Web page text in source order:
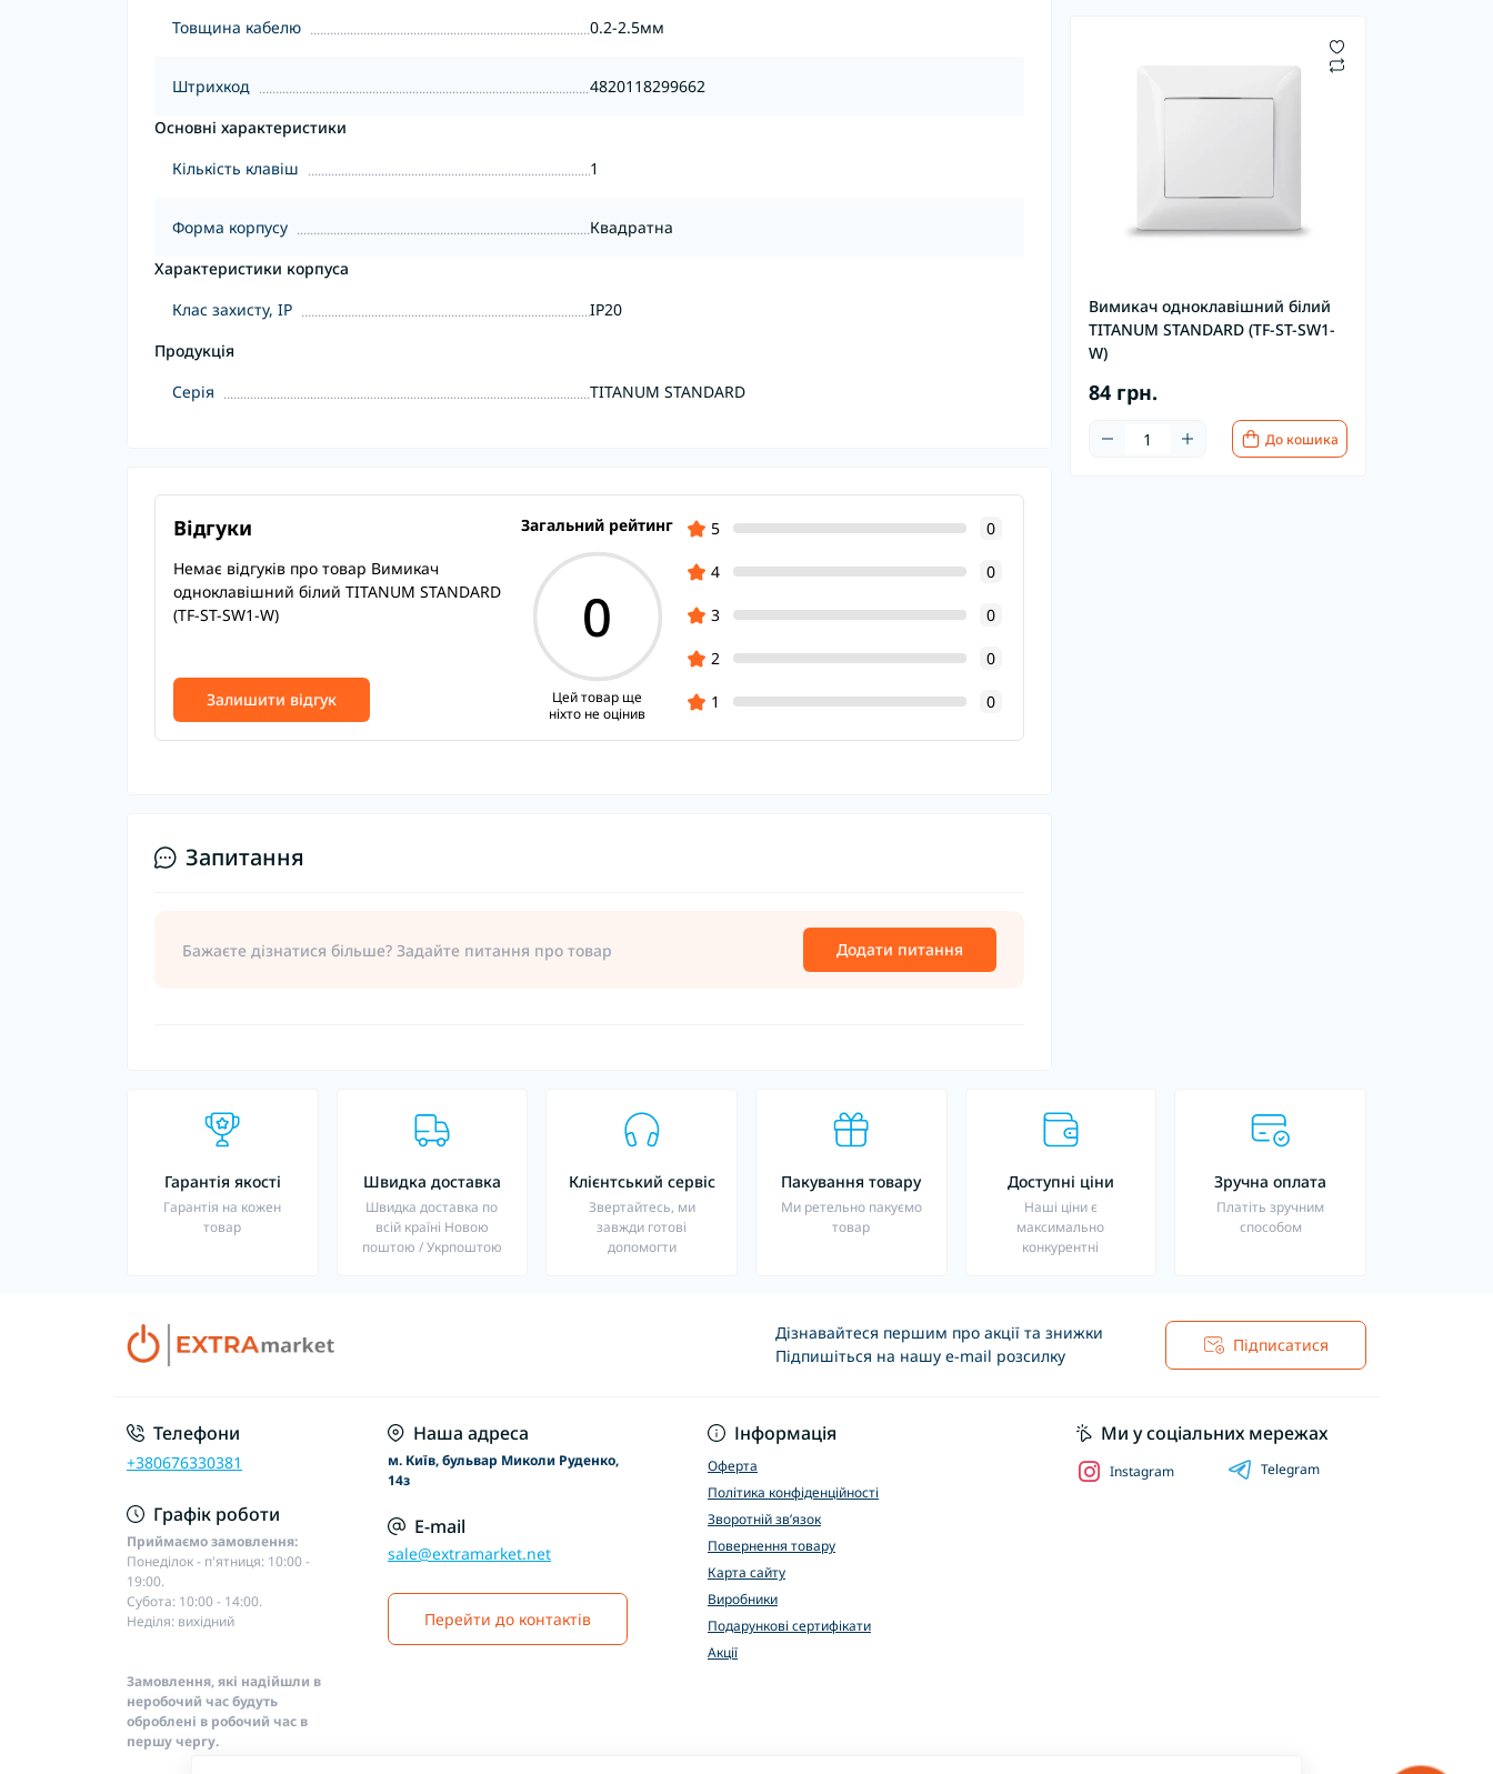
Вимикач одноклавішний білий
TITANUM STANDARD (TF-ST-SW1-
W)
84 грн.
До кошика
Товщина кабелю 0.2-2.5мм
Штрихкод
4820118299662
Основні характеристики
Кількість клавіш
1
Форма корпусу
Квадратна
Характеристики корпуса
Клас захисту, IP
IP20
Продукція
Серія
TITANUM STANDARD
Відгуки
Немає відгуків про товар Вимикач
одноклавішний білий TITANUM STANDARD
(TF-ST-SW1-W)
Залишити відгук
Загальний рейтинг
0
Цей товар ще
ніхто не оцінив
5 0
4 0
3 0
2 0
1 0
Запитання
Бажаєте дізнатися більше? Задайте питання про товар Додати питання
Гарантія якості
Гарантія на кожен
товар
Швидка доставка
Швидка доставка по
всій країні Новою
поштою / Укрпоштою
Клієнтський сервіс
Звертайтесь, ми
завжди готові
допомогти
Пакування товару
Ми ретельно пакуємо
товар
Доступні ціни
Наші ціни є
максимально
конкурентні
Зручна оплата
Платіть зручним
способом
Дізнавайтеся першим про акції та знижки
Підпишіться на нашу e-mail розсилку
Підписатися
Телефони
+380676330381
Графік роботи
Приймаємо замовлення:
Понеділок - п'ятниця: 10:00 -
19:00.
Субота: 10:00 - 14:00.
Неділя: вихідний
Замовлення, які надійшли в
неробочий час будуть
оброблені в робочий час в
першу чергу.
Наша адреса
м. Київ, бульвар Миколи Руденко,
14з
E-mail
sale@extramarket.net
Перейти до контактів
Інформація
Оферта
Політика конфіденційності
Зворотній зв’язок
Повернення товару
Карта сайту
Виробники
Подарункові сертифікати
Акції
Ми у соціальних мережах
Instagram Telegram